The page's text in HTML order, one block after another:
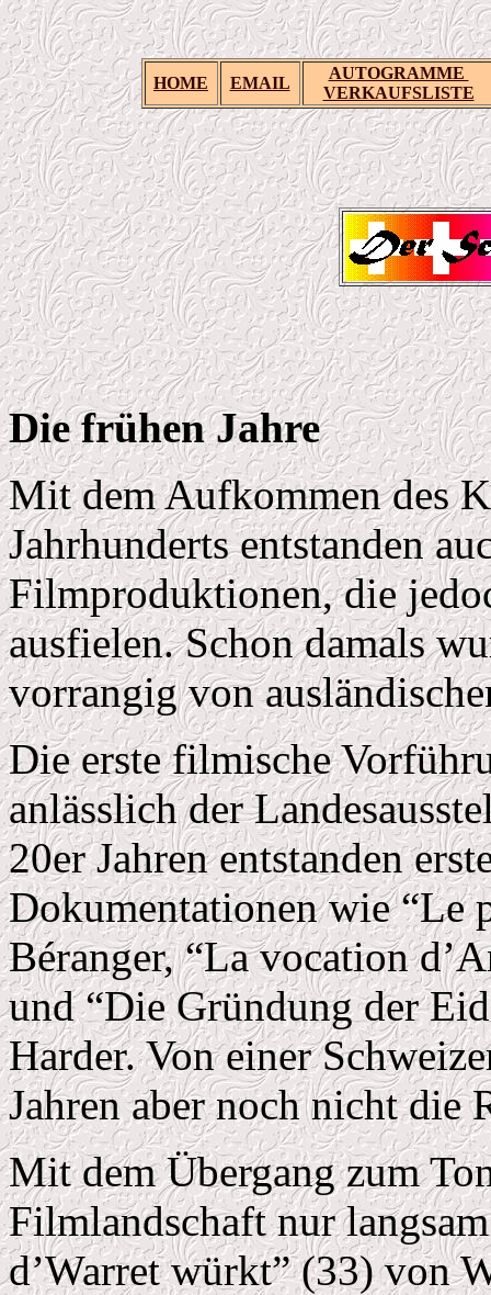
HOME EMAIL
AUTOGRAMME
VERKAUFSLISTE
Die frühen Jahre
Mit dem Aufkommen des
Jahrhunderts entstanden
Filmproduktionen, die
ausfielen. Schon damals
vorrangig von
Die erste filmische
anlässlich der
20er Jahren entstanden
Dokumentationen wie “Le
Béranger, “La vocation
und “Die Gründung der
Harder. Von einer
Jahren aber noch nicht die
Mit dem Übergang zum
Filmlandschaft nur
d’Warret würkt” (33) von